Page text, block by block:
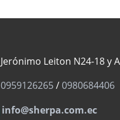
Jerónimo Leiton N24-18 y
0959126265/0980684406
info@sherpa.com.ec